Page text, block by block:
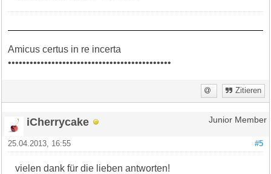
Amicus certus in re incerta
•••••••••••••••••••••••••••••••••••••••••••••
Zitieren
iCherrycake Junior Member
#5
25.04.2013, 16:55
vielen dank für die lieben antworten!